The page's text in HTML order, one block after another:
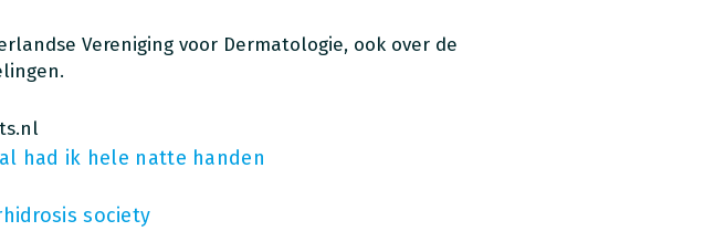
Vereniging voor Dermatologie, ook over de
had ik hele natte handen
society